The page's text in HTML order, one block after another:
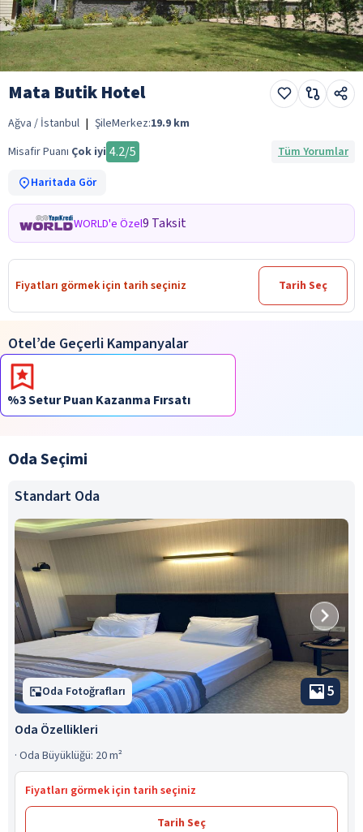
Mata Butik Hotel
Ağva / İstanbul | ŞileMerkez:19.9 km
Misafir Puanı Çok iyi 4.2/5
Tüm Yorumlar
Haritada Gör
WORLD'e Özel9 Taksit
Fiyatları görmek için tarih seçiniz Tarih Seç
Otel’de Geçerli Kampanyalar
%3 Setur Puan Kazanma Fırsatı
Oda Seçimi
Standart Oda
Oda Fotoğrafları 5
Oda Özellikleri
· Oda Büyüklüğü: 20 m²
Fiyatları görmek için tarih seçiniz
Tarih Seç